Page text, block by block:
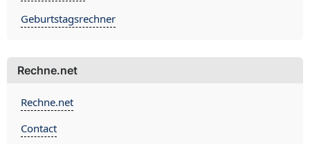
Geburtstagsrechner
Rechne.net
Rechne.net
Contact